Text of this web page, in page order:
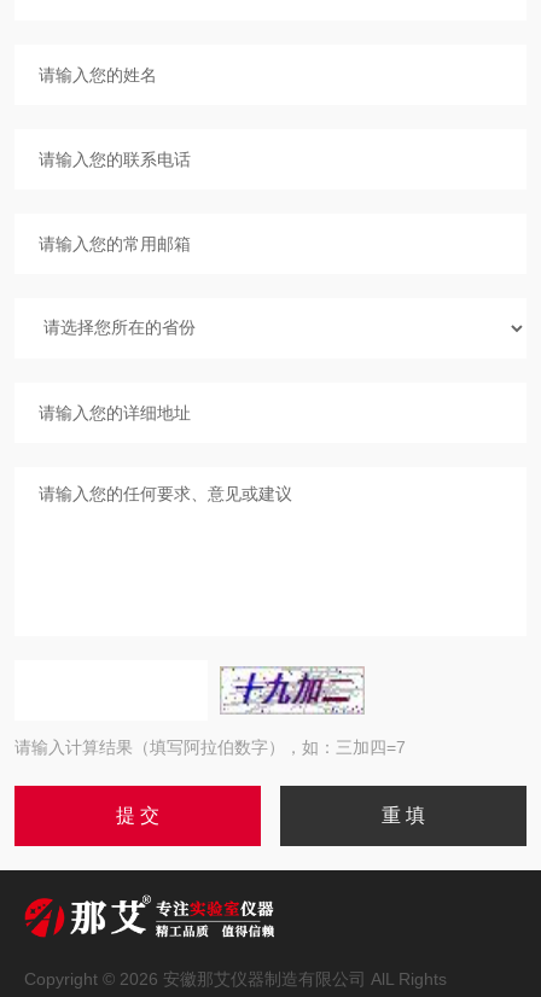
请输入计算结果（填写阿拉伯数字），如：三加四=7
Copyright © 2026 安徽那艾仪器制造有限公司 AlL Rights